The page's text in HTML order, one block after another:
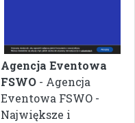
Agencja Eventowa
FSWO - Agencja
Eventowa FSWO -
Największe i